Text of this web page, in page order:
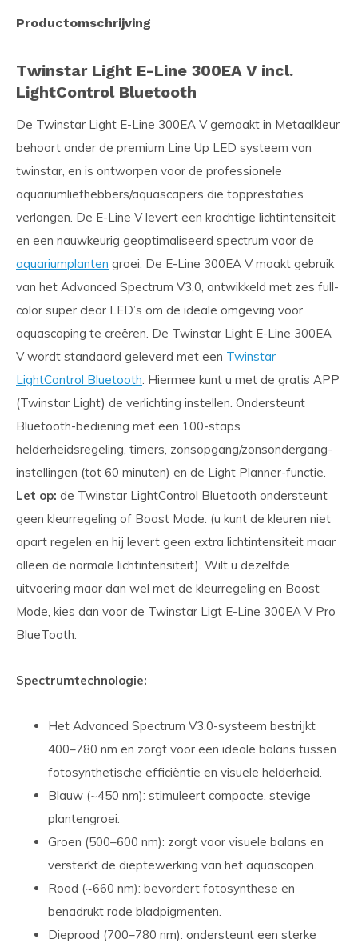
Productomschrijving
Twinstar Light E-Line 300EA V incl.
LightControl Bluetooth
De Twinstar Light E-Line 300EA V gemaakt in Metaalkleur
behoort onder de premium Line Up LED systeem van
twinstar, en is ontworpen voor de professionele
aquariumliefhebbers/aquascapers die topprestaties
verlangen. De E-Line V levert een krachtige lichtintensiteit
en een nauwkeurig geoptimaliseerd spectrum voor de
aquariumplanten groei. De E-Line 300EA V maakt gebruik
van het Advanced Spectrum V3.0, ontwikkeld met zes full-
color super clear LED’s om de ideale omgeving voor
aquascaping te creëren. De Twinstar Light E-Line 300EA
V wordt standaard geleverd met een Twinstar
LightControl Bluetooth. Hiermee kunt u met de gratis APP
(Twinstar Light) de verlichting instellen. Ondersteunt
Bluetooth-bediening met een 100-staps
helderheidsregeling, timers, zonsopgang/zonsondergang-
instellingen (tot 60 minuten) en de Light Planner-functie.
Let op: de Twinstar LightControl Bluetooth ondersteunt
geen kleurregeling of Boost Mode. (u kunt de kleuren niet
apart regelen en hij levert geen extra lichtintensiteit maar
alleen de normale lichtintensiteit). Wilt u dezelfde
uitvoering maar dan wel met de kleurregeling en Boost
Mode, kies dan voor de Twinstar Ligt E-Line 300EA V Pro
BlueTooth.
Spectrumtechnologie:
Het Advanced Spectrum V3.0-systeem bestrijkt
400–780 nm en zorgt voor een ideale balans tussen
fotosynthetische efficiëntie en visuele helderheid.
Blauw (~450 nm): stimuleert compacte, stevige
plantengroei.
Groen (500–600 nm): zorgt voor visuele balans en
versterkt de dieptewerking van het aquascapen.
Rood (~660 nm): bevordert fotosynthese en
benadrukt rode bladpigmenten.
Dieprood (700–780 nm): ondersteunt een sterke